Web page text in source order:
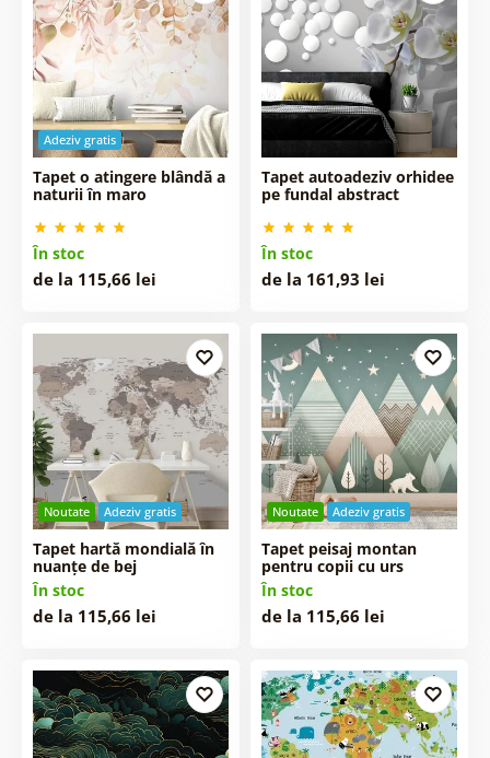
Adeziv gratis
Tapet o atingere blândă a
naturii în maro
În stoc
de la 115,66 lei
Tapet autoadeziv orhidee
pe fundal abstract
În stoc
de la 161,93 lei
Noutate Adeziv gratis
Tapet hartă mondială în
nuanțe de bej
În stoc
de la 115,66 lei
Noutate Adeziv gratis
Tapet peisaj montan
pentru copii cu urs
În stoc
de la 115,66 lei